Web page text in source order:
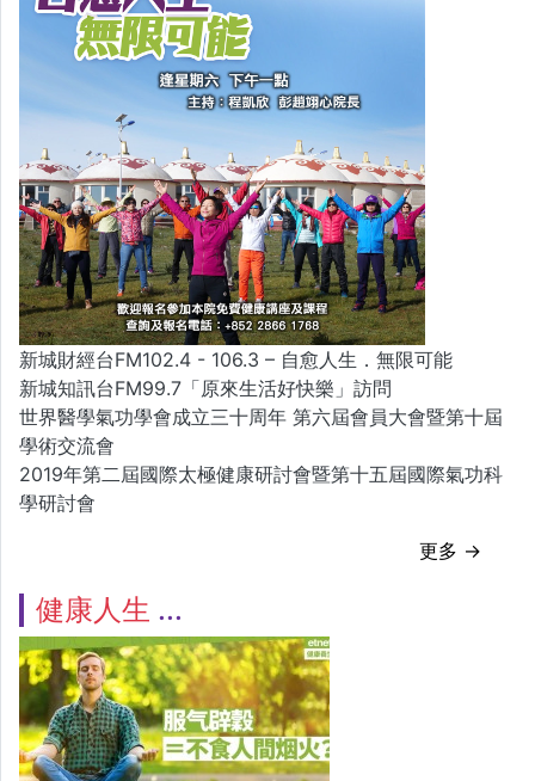
新城財經台FM102.4 - 106.3 – 自愈人生．無限可能
新城知訊台FM99.7「原來生活好快樂」訪問
世界醫學氣功學會成立三十周年 第六屆會員大會暨第十屆
學術交流會
2019年第二屆國際太極健康研討會暨第十五屆國際氣功科
學研討會
更多 →
健康人生